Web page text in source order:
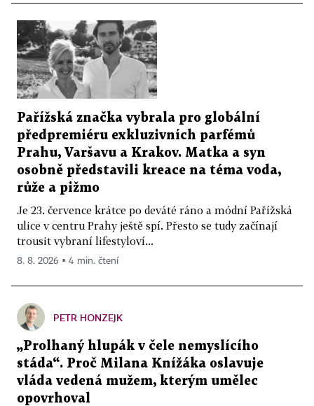
Pařížská značka vybrala pro globální
předpremiéru exkluzivních parfémů
Prahu, Varšavu a Krakov. Matka a syn
osobně představili kreace na téma voda,
růže a pižmo
Je 23. července krátce po deváté ráno a módní Pařížská
ulice v centru Prahy ještě spí. Přesto se tudy začínají
trousit vybraní lifestyloví...
8. 8. 2026 ▪ 4 min. čtení
PETR HONZEJK
„Prolhaný hlupák v čele nemyslícího
stáda“. Proč Milana Knížáka oslavuje
vláda vedená mužem, kterým umělec
opovrhoval